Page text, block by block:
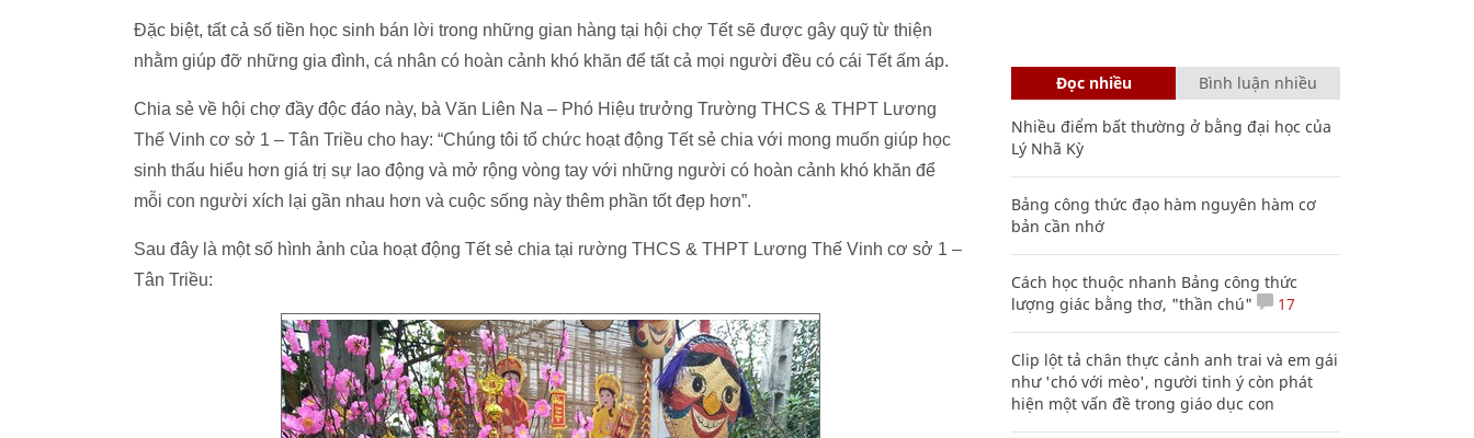
Đặc biệt, tất cả số tiền học sinh bán lời trong những gian hàng tại hội chợ Tết sẽ được gây quỹ từ thiện
nhằm giúp đỡ những gia đình, cá nhân có hoàn cảnh khó khăn để tất cả mọi người đều có cái Tết ấm áp.
Chia sẻ về hội chợ đầy độc đáo này, bà Văn Liên Na – Phó Hiệu trưởng Trường THCS & THPT Lương
Thế Vinh cơ sở 1 – Tân Triều cho hay: “Chúng tôi tổ chức hoạt động Tết sẻ chia với mong muốn giúp học
sinh thấu hiểu hơn giá trị sự lao động và mở rộng vòng tay với những người có hoàn cảnh khó khăn để
mỗi con người xích lại gần nhau hơn và cuộc sống này thêm phần tốt đẹp hơn”.
Sau đây là một số hình ảnh của hoạt động Tết sẻ chia tại rường THCS & THPT Lương Thế Vinh cơ sở 1 –
Tân Triều:
Đọc nhiều Bình luận nhiều
Nhiều điểm bất thường ở bằng đại học của
Lý Nhã Kỳ
Bảng công thức đạo hàm nguyên hàm cơ
bản cần nhớ
Cách học thuộc nhanh Bảng công thức
lượng giác bằng thơ, "thần chú"
17
Clip lột tả chân thực cảnh anh trai và em gái
như 'chó với mèo', người tinh ý còn phát
hiện một vấn đề trong giáo dục con